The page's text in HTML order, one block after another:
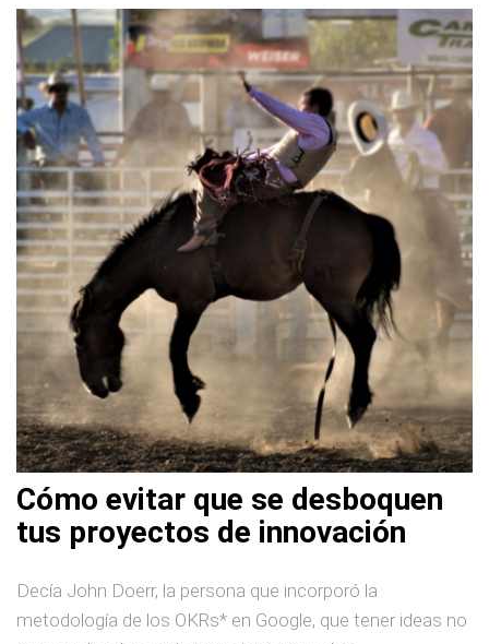
Cómo evitar que se desboquen
tus proyectos de innovación
Decía John Doerr, la persona que incorporó la
metodología de los OKRs* en Google, que tener ideas no